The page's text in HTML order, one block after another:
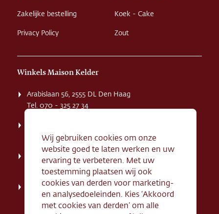
Zakelijke bestelling
Privacy Policy
Koek - Cake
Zout
Winkels Maison Kelder
Arabislaan 56, 2555 DL Den Haag
Tel. 070 - 325 27 34
Tel. 070 - 324 94 09
Kerkstraat 71, 2242 HD Wassenaar
Tel. 070 - 517 95 07
Dorpsstraat 134, 2712 AN Zoetermeer
Tel. 079 - 316 78 95
Wij gebruiken cookies om onze
website goed te laten werken en uw
ervaring te verbeteren. Met uw
toestemming plaatsen wij ook
cookies van derden voor marketing-
en analysedoeleinden. Kies ‘Akkoord
met cookies van derden’ om alle